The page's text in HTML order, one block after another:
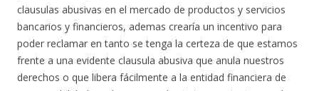
clausulas abusivas en el mercado de productos y servicios
bancarios y financieros, ademas crearía un incentivo para
poder reclamar en tanto se tenga la certeza de que estamos
frente a una evidente clausula abusiva que anula nuestros
derechos o que libera fácilmente a la entidad financiera de